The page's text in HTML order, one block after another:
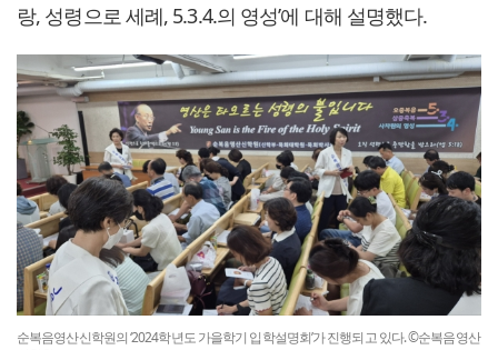
랑, 성령으로 세례, 5.3.4.의 영성’에 대해 설명했다.
순복음영산신학원의 ‘2024학년도 가을학기 입학설명회’가 진행되고 있다. ©순복음영산